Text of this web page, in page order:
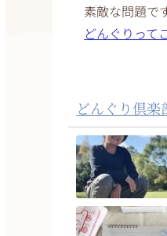
素敵な問題で
どんぐりって
どんぐり倶楽